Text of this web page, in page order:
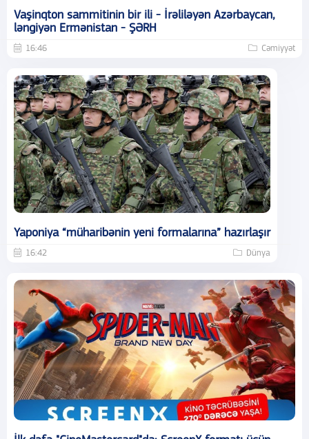
Vaşinqton sammitinin bir ili - İrəliləyən Azərbaycan,
ləngiyən Ermənistan - ŞƏRH
16:46 Cəmiyyət
Yaponiya “müharibənin yeni formalarına” hazırlaşır
16:42 Dünya